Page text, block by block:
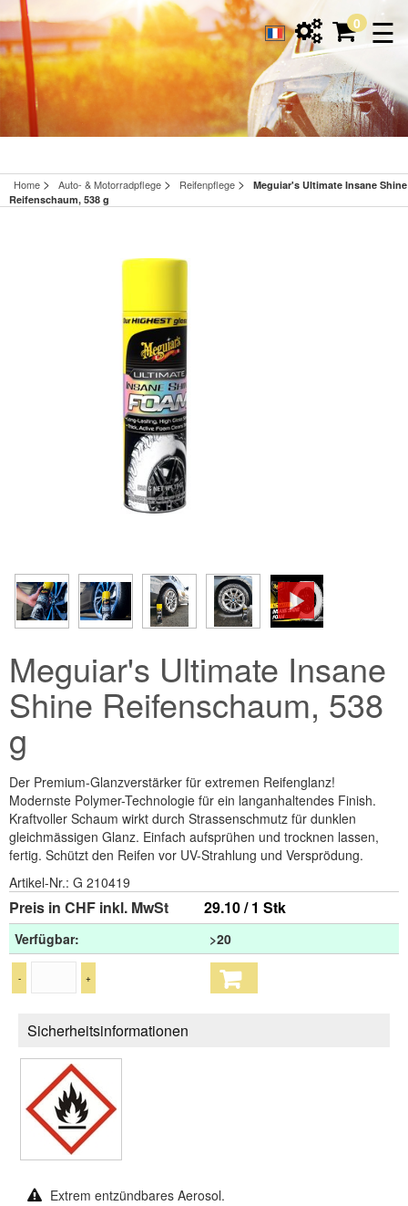
☰
0
Home > Auto- & Motorradpflege > Reifenpflege >
Meguiar's Ultimate Insane Shine
Reifenschaum, 538 g
Meguiar's Ultimate Insane
Shine Reifenschaum, 538
g
Der Premium-Glanzverstärker für extremen Reifenglanz!
Modernste Polymer-Technologie für ein langanhaltendes Finish.
Kraftvoller Schaum wirkt durch Strassenschmutz für dunklen
gleichmässigen Glanz. Einfach aufsprühen und trocknen lassen,
fertig. Schützt den Reifen vor UV-Strahlung und Versprödung.
Artikel-Nr.: G 210419
Preis in CHF inkl. MwSt 29.10 / 1 Stk
Verfügbar: >20
- +
Sicherheitsinformationen
Extrem entzündbares Aerosol.